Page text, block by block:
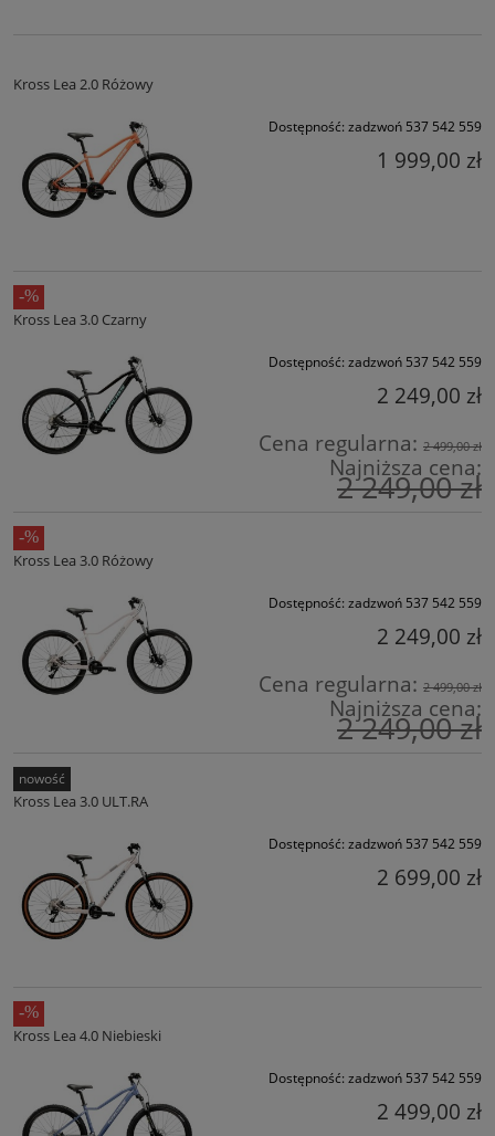
Kross Lea 2.0 Różowy
Dostępność: zadzwoń 537 542 559
1 999,00 zł
Kross Lea 3.0 Czarny
Dostępność: zadzwoń 537 542 559
2 249,00 zł
Cena regularna: 2 499,00 zł
Najniższa cena:
2 249,00 zł
Kross Lea 3.0 Różowy
Dostępność: zadzwoń 537 542 559
2 249,00 zł
Cena regularna: 2 499,00 zł
Najniższa cena:
2 249,00 zł
Kross Lea 3.0 ULT.RA
Dostępność: zadzwoń 537 542 559
2 699,00 zł
nowość
Kross Lea 4.0 Niebieski
Dostępność: zadzwoń 537 542 559
2 499,00 zł